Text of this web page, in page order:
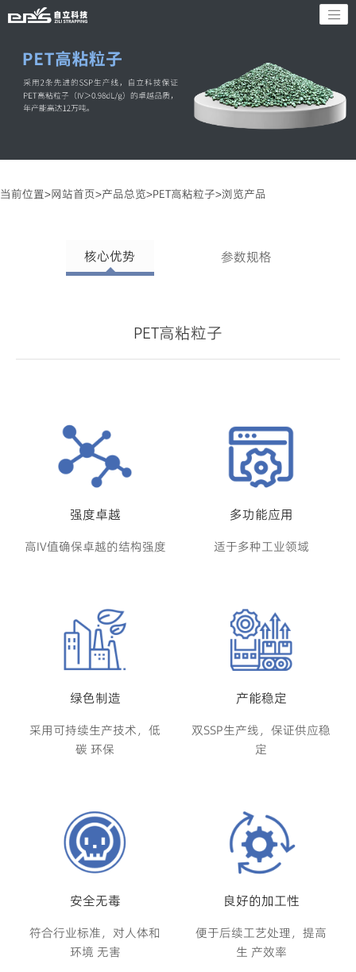
当前位置>网站首页>产品总览>PET高粘粒子>浏览产品
核心优势 参数规格
PET高粘粒子
强度卓越
高IV值确保卓越的结构强度
多功能应用
适于多种工业领域
绿色制造
采用可持续生产技术，低
碳 环保
产能稳定
双SSP生产线，保证供应稳
定
安全无毒
符合行业标准，对人体和
环境 无害
良好的加工性
便于后续工艺处理，提高
生 产效率